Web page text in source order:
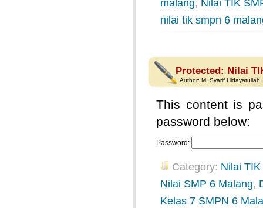
malang, Nilai TIK
nilai tik smpn 6
Protected: Nilai
Author: M. Syarif Hidayatullah
This content is
password below:
Password:
Category: Nilai
Nilai SMP 6 Malang,
Kelas 7 SMPN 6